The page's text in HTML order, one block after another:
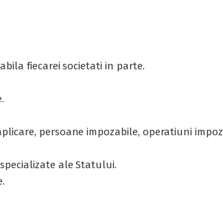
fiecarei societati in parte.
persoane impozabile, operatiuni
ale Statului.